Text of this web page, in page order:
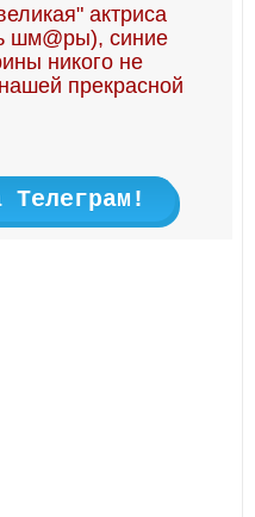
актриса
шм@ры), синие
никого не
прекрасной
Телеграм!